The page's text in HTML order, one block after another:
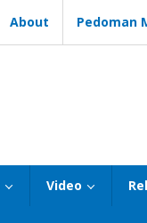
About Pedoman
Video